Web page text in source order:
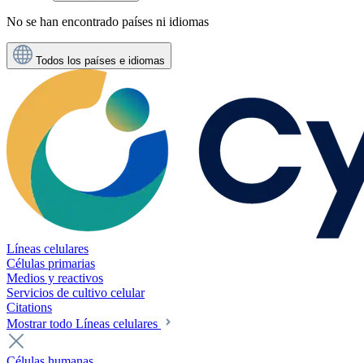
No se han encontrado países ni idiomas
Todos los países e idiomas
Líneas celulares
Células primarias
Medios y reactivos
Servicios de cultivo celular
Citations
Mostrar todo Líneas celulares